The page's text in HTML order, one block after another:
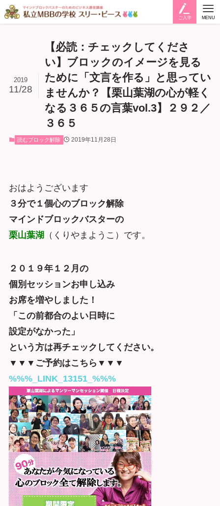
ご入学 MENU
【必読：チェックしてくださ
い】ブロックのイメージを見る
ために「文言を作る」と思ってい
ませんか？【栗山葉湖の心が軽く
なる３６５の言葉vol.3】２９２／
３６５
2019
11/28
読むブロック解除 2019年11月28日
おはようございます
３分で１個心のブロック解除
マインドブロックバスターの
栗山葉湖 （くりやまようこ）です。
２０１９年１２月の
個別セッションお申し込み
お席を増やしました！
「この前都合のよい日時に
設定がなかった」
という方は再チェックしてください。
▼▼▼ご予約はこちら▼▼▼
%%%_LINK_13151_%%%